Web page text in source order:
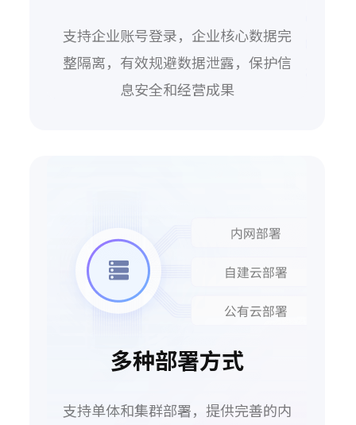
支持企业账号登录，企业核心数据完
整隔离，有效规避数据泄露，保护信
息安全和经营成果
多种部署方式
支持单体和集群部署，提供完善的内